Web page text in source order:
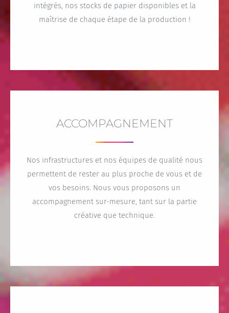
intégrés, nos stocks de papier disponibles et la
maîtrise de chaque étape de la production !
ACCOMPAGNEMENT
Nos infrastructures et nos équipes de qualité nous
permettent de rester au plus proche de vous et de
vos besoins. Nous vous proposons un
accompagnement sur-mesure, tant sur la partie
créative que technique.